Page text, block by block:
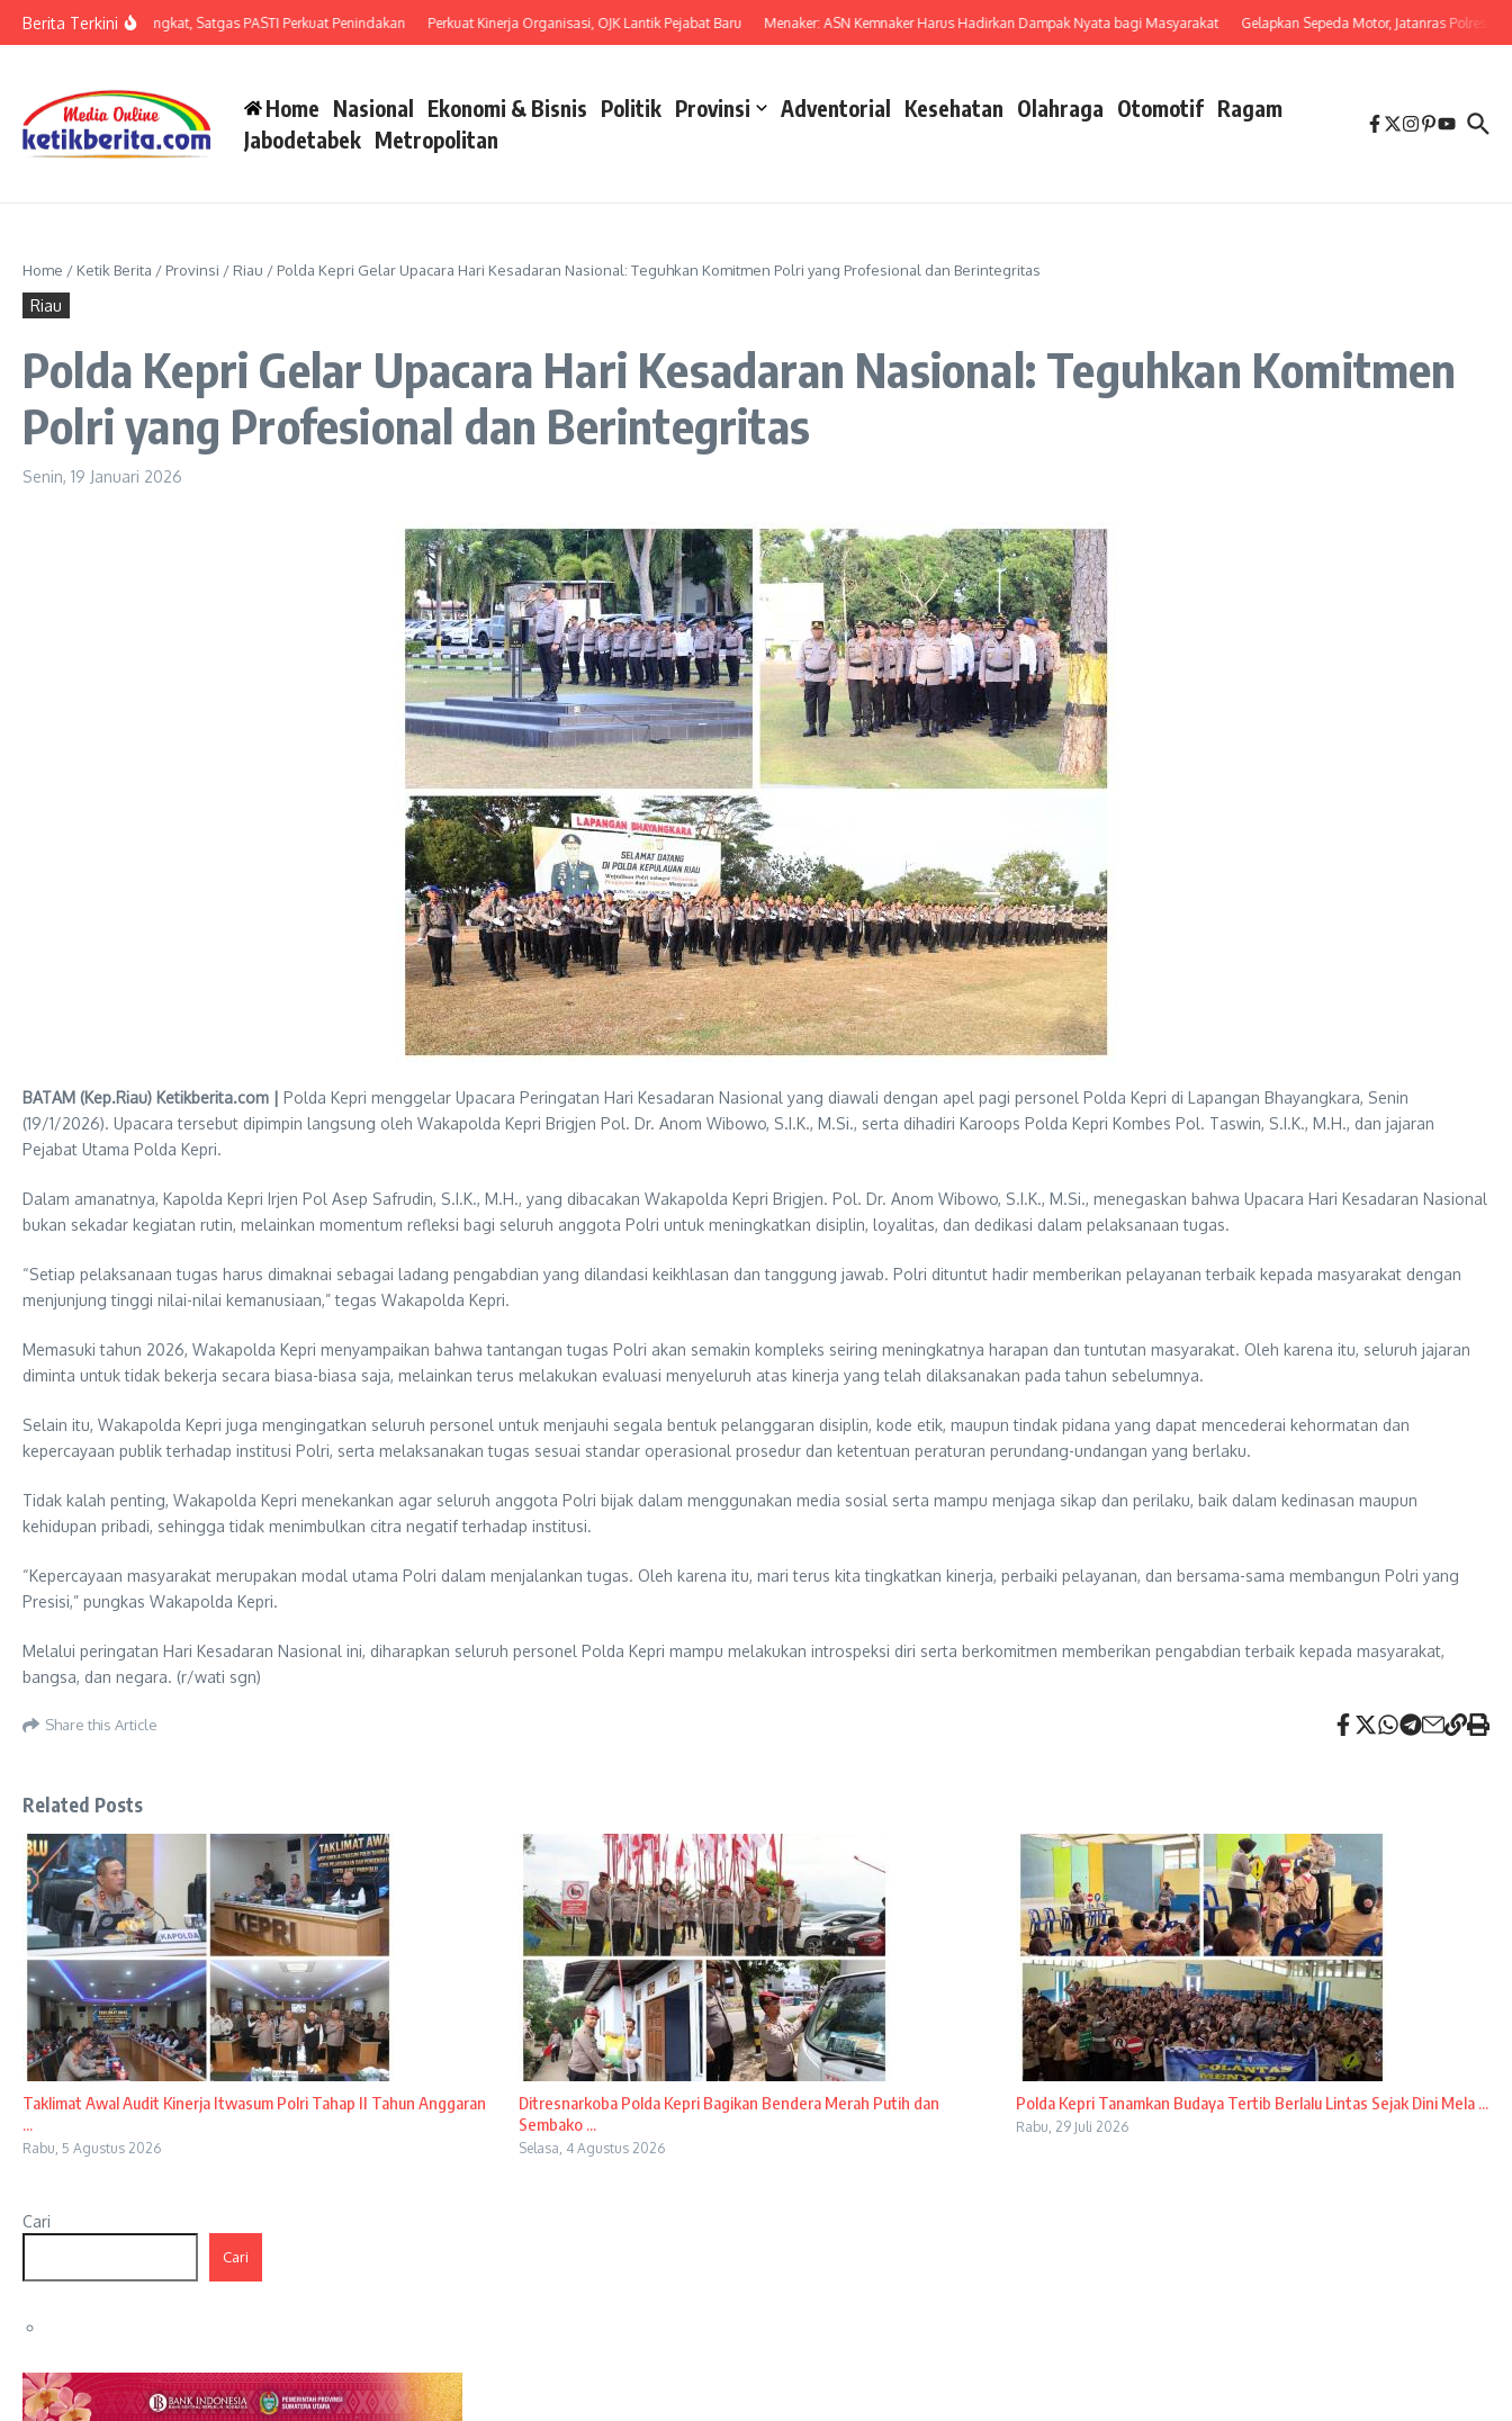
Berita Terkini
Penipuan Meningkat, Satgas PASTI Perkuat Penindakan Perkuat Kinerja Organisasi, OJK Lantik Pejabat Baru Menaker: ASN Kemnaker Harus Hadirkan Dampak Nyata bagi Masyarakat Gelapkan Sepeda Motor, Jatanras Polres Tebing
Home Nasional Ekonomi & Bisnis Politik Provinsi Adventorial Kesehatan Olahraga Otomotif Ragam
Jabodetabek Metropolitan
Home / Ketik Berita / Provinsi / Riau / Polda Kepri Gelar Upacara Hari Kesadaran Nasional: Teguhkan Komitmen Polri yang Profesional dan Berintegritas
Riau
Polda Kepri Gelar Upacara Hari Kesadaran Nasional: Teguhkan Komitmen
Polri yang Profesional dan Berintegritas
Senin, 19 Januari 2026
BATAM (Kep.Riau) Ketikberita.com | Polda Kepri menggelar Upacara Peringatan Hari Kesadaran Nasional yang diawali dengan apel pagi personel Polda Kepri di Lapangan Bhayangkara, Senin
(19/1/2026). Upacara tersebut dipimpin langsung oleh Wakapolda Kepri Brigjen Pol. Dr. Anom Wibowo, S.I.K., M.Si., serta dihadiri Karoops Polda Kepri Kombes Pol. Taswin, S.I.K., M.H., dan jajaran
Pejabat Utama Polda Kepri.
Dalam amanatnya, Kapolda Kepri Irjen Pol Asep Safrudin, S.I.K., M.H., yang dibacakan Wakapolda Kepri Brigjen. Pol. Dr. Anom Wibowo, S.I.K., M.Si., menegaskan bahwa Upacara Hari Kesadaran Nasional
bukan sekadar kegiatan rutin, melainkan momentum refleksi bagi seluruh anggota Polri untuk meningkatkan disiplin, loyalitas, dan dedikasi dalam pelaksanaan tugas.
“Setiap pelaksanaan tugas harus dimaknai sebagai ladang pengabdian yang dilandasi keikhlasan dan tanggung jawab. Polri dituntut hadir memberikan pelayanan terbaik kepada masyarakat dengan
menjunjung tinggi nilai-nilai kemanusiaan,” tegas Wakapolda Kepri.
Memasuki tahun 2026, Wakapolda Kepri menyampaikan bahwa tantangan tugas Polri akan semakin kompleks seiring meningkatnya harapan dan tuntutan masyarakat. Oleh karena itu, seluruh jajaran
diminta untuk tidak bekerja secara biasa-biasa saja, melainkan terus melakukan evaluasi menyeluruh atas kinerja yang telah dilaksanakan pada tahun sebelumnya.
Selain itu, Wakapolda Kepri juga mengingatkan seluruh personel untuk menjauhi segala bentuk pelanggaran disiplin, kode etik, maupun tindak pidana yang dapat mencederai kehormatan dan
kepercayaan publik terhadap institusi Polri, serta melaksanakan tugas sesuai standar operasional prosedur dan ketentuan peraturan perundang-undangan yang berlaku.
Tidak kalah penting, Wakapolda Kepri menekankan agar seluruh anggota Polri bijak dalam menggunakan media sosial serta mampu menjaga sikap dan perilaku, baik dalam kedinasan maupun
kehidupan pribadi, sehingga tidak menimbulkan citra negatif terhadap institusi.
“Kepercayaan masyarakat merupakan modal utama Polri dalam menjalankan tugas. Oleh karena itu, mari terus kita tingkatkan kinerja, perbaiki pelayanan, dan bersama-sama membangun Polri yang
Presisi,” pungkas Wakapolda Kepri.
Melalui peringatan Hari Kesadaran Nasional ini, diharapkan seluruh personel Polda Kepri mampu melakukan introspeksi diri serta berkomitmen memberikan pengabdian terbaik kepada masyarakat,
bangsa, dan negara. (r/wati sgn)
Share this Article
Related Posts
Taklimat Awal Audit Kinerja Itwasum Polri Tahap II Tahun Anggaran
...
Rabu, 5 Agustus 2026
Ditresnarkoba Polda Kepri Bagikan Bendera Merah Putih dan
Sembako ...
Selasa, 4 Agustus 2026
Polda Kepri Tanamkan Budaya Tertib Berlalu Lintas Sejak Dini Mela ...
Rabu, 29 Juli 2026
Cari
Cari